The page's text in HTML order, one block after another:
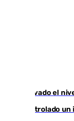
Activado el
Controlado